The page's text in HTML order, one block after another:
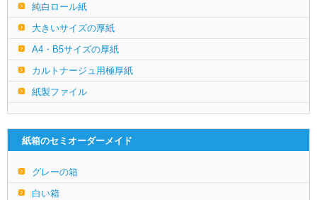
純白ロール紙
大きいサイズの厚紙
A4・B5サイズの厚紙
カルトナージュ用極厚紙
紙製ファイル
紙箱のセミオーダーメイド
グレーの箱
白い箱